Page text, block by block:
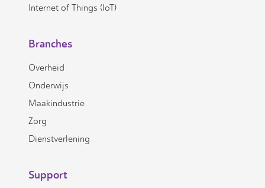
Internet of Things (IoT)
Branches
Overheid
Onderwijs
Maakindustrie
Zorg
Dienstverlening
Support